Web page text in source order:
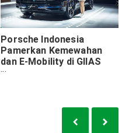
Porsche Indonesia
Pamerkan Kemewahan
dan E-Mobility di GIIAS
2022